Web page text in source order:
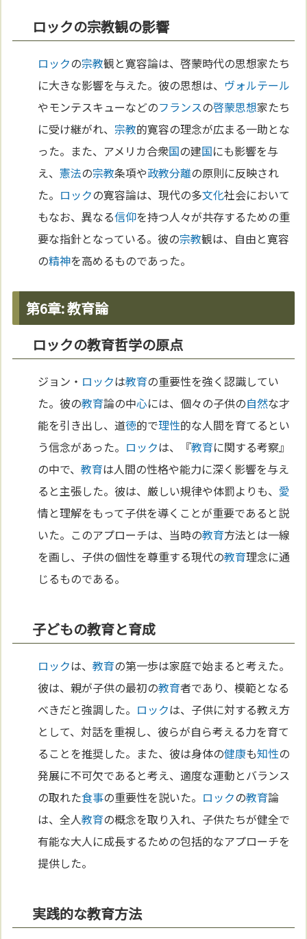
ロックの宗教観の影響
ロックの宗教観と寛容論は、啓蒙時代の思想家たち
に大きな影響を与えた。彼の思想は、 ヴォルテール
やモンテスキューなどのフランスの啓蒙思想家たち
に受け継がれ、 宗教的寛容の理念が広まる一助とな
った。また、アメリカ合衆国の建国にも影響を与
え、憲法の宗教条項や政教分離の原則に反映され
た。 ロックの寛容論は、現代の多文化社会において
もなお、異なる信仰を持つ人々が共存するための重
要な指針となっている。彼の宗教観は、自由と寛容
の精神を高めるものであった。
第6章: 教育論
ロックの教育哲学の原点
ジョン・ ロックは教育の重要性を強く認識してい
た。彼の教育論の中心には、個々の子供の自然な才
能を引き出し、道徳的で理性的な人間を育てるとい
う信念があった。 ロックは、『教育に関する考察』
の中で、教育は人間の性格や能力に深く影響を与え
ると主張した。彼は、厳しい規律や体罰よりも、 愛
情と理解をもって子供を導くことが重要であると説
いた。このアプローチは、当時の教育方法とは一線
を画し、子供の個性を尊重する現代の教育理念に通
じるものである。
子どもの教育と育成
ロックは、教育の第一歩は家庭で始まると考えた。
彼は、親が子供の最初の教育者であり、模範となる
べきだと強調した。 ロックは、子供に対する教え方
として、対話を重視し、彼らが自ら考える力を育て
ることを推奨した。また、彼は身体の健康も知性の
発展に不可欠であると考え、適度な運動とバランス
の取れた食事の重要性を説いた。 ロックの教育論
は、全人教育の概念を取り入れ、子供たちが健全で
有能な大人に成長するための包括的なアプローチを
提供した。
実践的な教育方法